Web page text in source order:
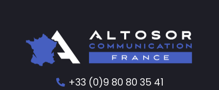
+33 (0)9 80 80 35 41